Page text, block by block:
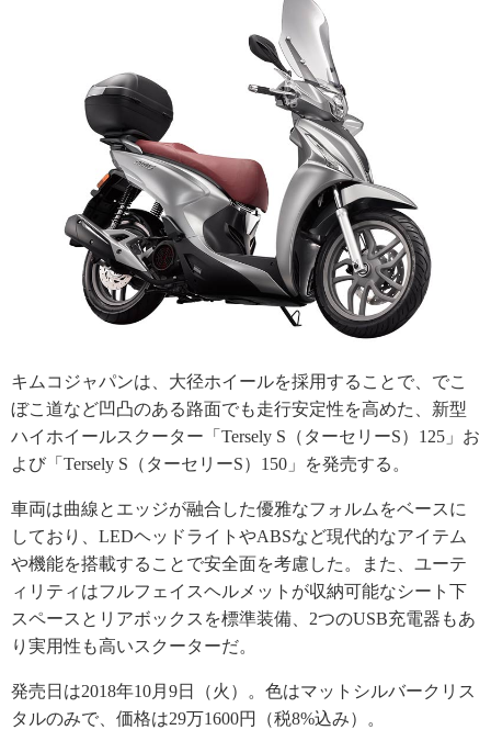
キムコジャパンは、大径ホイールを採用することで、でこ
ぼこ道など凹凸のある路面でも走行安定性を高めた、新型
ハイホイールスクーター「Tersely S（ターセリーS）125」お
よび「Tersely S（ターセリーS）150」を発売する。
車両は曲線とエッジが融合した優雅なフォルムをベースに
しており、LEDヘッドライトやABSなど現代的なアイテム
や機能を搭載することで安全面を考慮した。また、ユーテ
ィリティはフルフェイスヘルメットが収納可能なシート下
スペースとリアボックスを標準装備、2つのUSB充電器もあ
り実用性も高いスクーターだ。
発売日は2018年10月9日（火）。色はマットシルバークリス
タルのみで、価格は29万1600円（税8%込み）。